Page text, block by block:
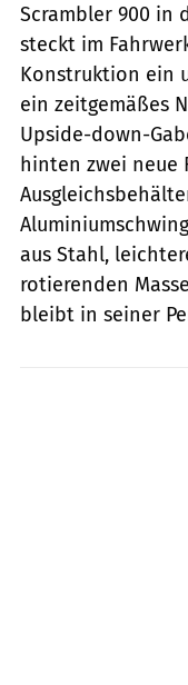
Scrambler 900 in
steckt im
Konstruktion ein
ein zeitgemäßes
Upside-down-
hinten zwei neue
aus Stahl,
rotierenden
bleibt in seiner